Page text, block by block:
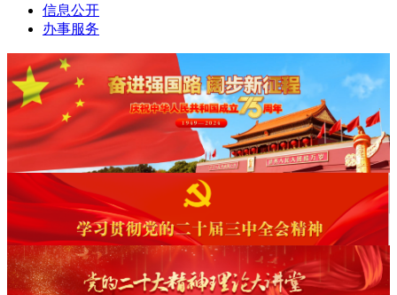
信息公开
办事服务